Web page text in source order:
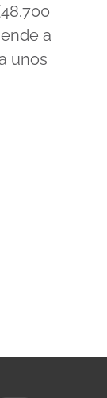
a
unos